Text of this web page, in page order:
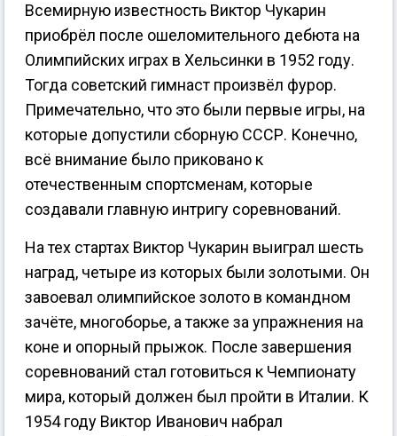
Всемирную известность Виктор Чукарин
приобрёл после ошеломительного дебюта на
Олимпийских играх в Хельсинки в 1952 году.
Тогда советский гимнаст произвёл фурор.
Примечательно, что это были первые игры, на
которые допустили сборную СССР. Конечно,
всё внимание было приковано к
отечественным спортсменам, которые
создавали главную интригу соревнований.
На тех стартах Виктор Чукарин выиграл шесть
наград, четыре из которых были золотыми. Он
завоевал олимпийское золото в командном
зачёте, многоборье, а также за упражнения на
коне и опорный прыжок. После завершения
соревнований стал готовиться к Чемпионату
мира, который должен был пройти в Италии. К
1954 году Виктор Иванович набрал